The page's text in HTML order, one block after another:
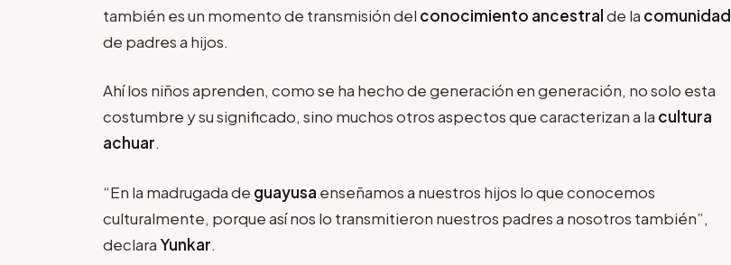
también es un momento de transmisión del conocimiento ancestralde la comunidad
de padres a hijos.
Ahí los niños aprenden, como se ha hecho de generación en generación, no solo esta
costumbre y su significado, sino muchos otros aspectos que caracterizan a la cultura
achuar.
“En la madrugada de guayusa enseñamos a nuestros hijos lo que conocemos
culturalmente, porque así nos lo transmitieron nuestros padres a nosotros también”,
declara Yunkar.